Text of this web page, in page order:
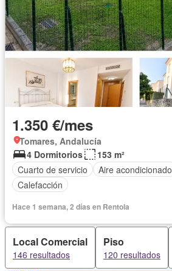
1.350 €/mes
Tomares, Andalucía
4 Dormitorios
153 m²
Cuarto de servicio
Aire acondicionado
Calefacción
Hace 1 semana, 2 días en Rentola
Local Comercial
146 resultados
Piso
120 resultados